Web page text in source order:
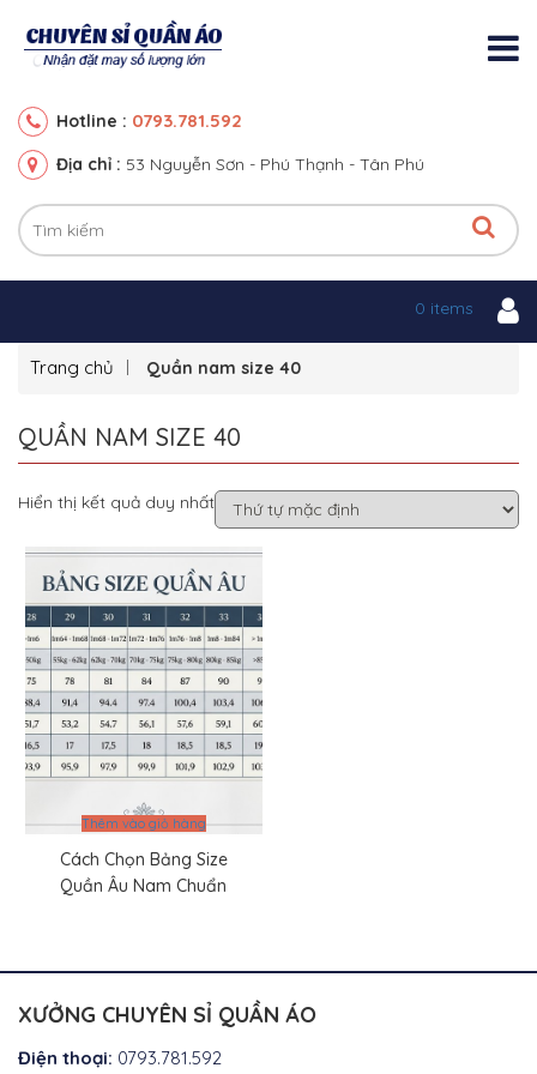
Hotline : 0793.781.592
Địa chỉ : 53 Nguyễn Sơn - Phú Thạnh - Tân Phú
0 items
Trang chủ Quần nam size 40
QUẦN NAM SIZE 40
Hiển thị kết quả duy nhất
Thêm vào giỏ hàng
Cách Chọn Bảng Size
Quần Âu Nam Chuẩn
XƯỞNG CHUYÊN SỈ QUẦN ÁO
Điện thoại: 0793.781.592